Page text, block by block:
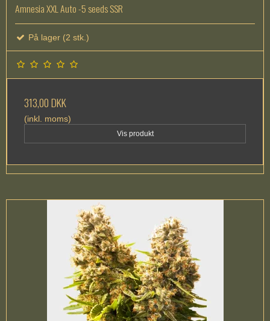
Amnesia XXL Auto -5 seeds SSR
På lager (2 stk.)
313,00 DKK
(inkl. moms)
Vis produkt